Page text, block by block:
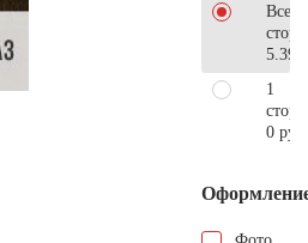
Все
1
0 руб.